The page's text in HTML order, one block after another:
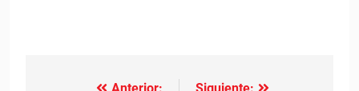
Anterior:
Siguiente: